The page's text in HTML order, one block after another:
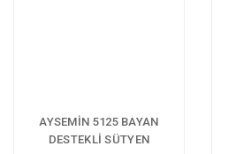
AYSEMİN 5125 BAYAN
DESTEKLİ SÜTYEN